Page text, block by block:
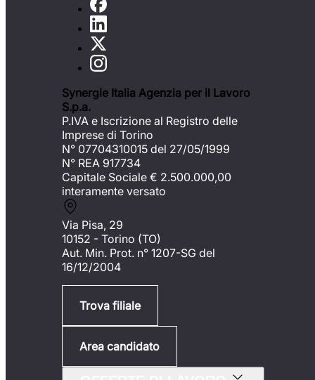
Synergie Italia Agenzia per il Lavoro
S.p.a.
P.IVA e Iscrizione al Registro delle
Imprese di Torino
N° 07704310015 del 27/05/1999
N° REA 917734
Capitale Sociale € 2.500.000,00
interamente versato
Via Pisa, 29
10152 - Torino (TO)
Aut. Min. Prot. n° 1207-SG del
16/12/2004
Trova filiale
Area candidato